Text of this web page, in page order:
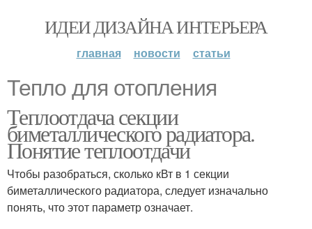
ИДЕИ ДИЗАЙНА ИНТЕРЬЕРА
главная новости статьи
Тепло для отопления
Теплоотдача секции
биметаллического радиатора.
Понятие теплоотдачи
Чтобы разобраться, сколько кВт в 1 секции
биметаллического радиатора, следует изначально
понять, что этот параметр означает.